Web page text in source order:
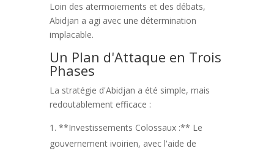
Loin des atermoiements et des débats,
Abidjan a agi avec une détermination
implacable.
Un Plan d'Attaque en Trois
Phases
La stratégie d'Abidjan a été simple, mais
redoutablement efficace :
**Investissements Colossaux :** Le
gouvernement ivoirien, avec l'aide de